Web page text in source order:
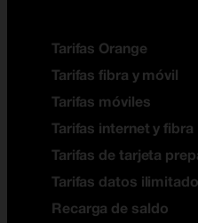
Tarifas Orange
Tarifas fibra y móvil
Tarifas móviles
Tarifas internet y fibra
Tarifas de tarjeta
Tarifas datos
Recarga de saldo